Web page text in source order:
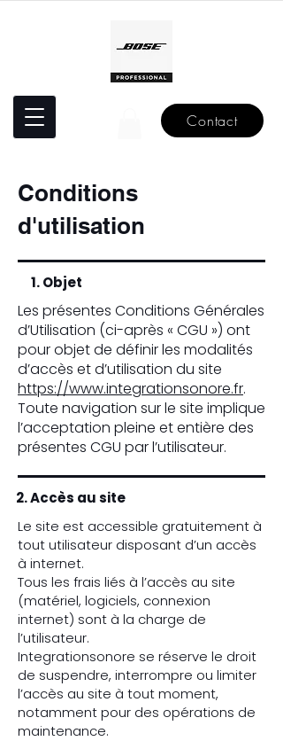
Contact
Conditions
d'utilisation
1. Objet
Les présentes Conditions Générales
d’Utilisation (ci-après « CGU ») ont
pour objet de définir les modalités
d’accès et d’utilisation du site
https://www.integrationsonore.fr.
Toute navigation sur le site implique
l’acceptation pleine et entière des
présentes CGU par l’utilisateur.
2. Accès au site
Le site est accessible gratuitement à
tout utilisateur disposant d’un accès
à internet.
Tous les frais liés à l’accès au site
(matériel, logiciels, connexion
internet) sont à la charge de
l’utilisateur.
Integrationsonore se réserve le droit
de suspendre, interrompre ou limiter
l’accès au site à tout moment,
notamment pour des opérations de
maintenance.